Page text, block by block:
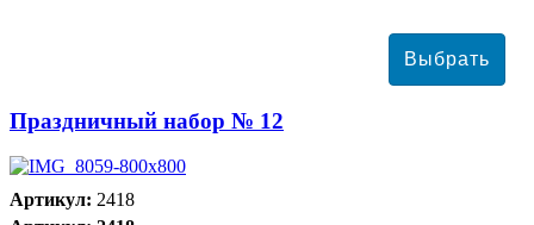
Праздничный набор № 12
Артикул: 2418